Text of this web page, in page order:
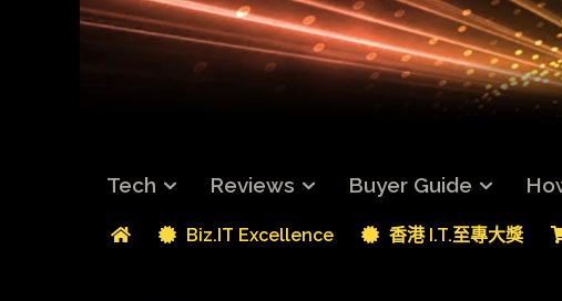
Tech Reviews Buyer Guide
Biz.IT Excellence 香港 I.T.至專大獎